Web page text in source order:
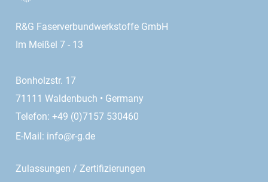
R&G Faserverbundwerkstoffe GmbH
Im Meißel 7 - 13
Bonholzstr. 17
71111 Waldenbuch • Germany
Telefon: +49 (0)7157 530460
E-Mail: info@r-g.de
Zulassungen / Zertifizierungen